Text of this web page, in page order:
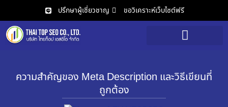
ปรึกษาผู้เชี่ยวชาญ ขอวิเคราะห์เว็บไซต์ฟรี
ความสำคัญของ Meta Description และวิธีเขียนที่
ถูกต้อง